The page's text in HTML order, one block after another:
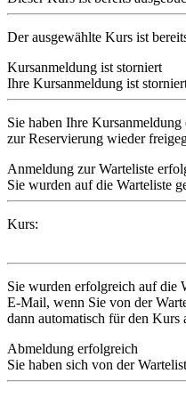
Der ausgewählte Kurs ist
Kursanmeldung ist storniert
Ihre Kursanmeldung ist
Sie haben Ihre
zur Reservierung wieder
Anmeldung zur Warteliste
Sie wurden auf die Warteliste
Kurs:
Sie wurden erfolgreich auf die
E-Mail, wenn Sie von der
dann automatisch für den Kurs
Abmeldung erfolgreich
Sie haben sich von der